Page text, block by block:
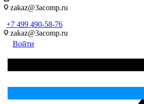
zakaz@3acomp.ru
+7 499 490-58-76
zakaz@3acomp.ru
Войти